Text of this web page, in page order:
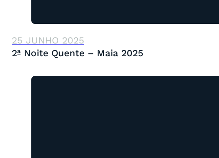
25 JUNHO 2025
2ª Noite Quente – Maia 2025